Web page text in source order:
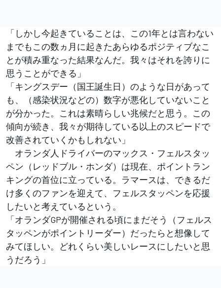
「しかし今起きていることは、この1年とは言わない
までもこの数ヵ月に起きたあらゆるポジティブなこ
とが積み重なった結果なんだ。我々はそれを誇りに
思うことができる」
「キングスデー（国王誕生日）のような日があって
も、（感染状況などの）数字が悪化していないこと
が分かった。これは素晴らしい兆候だと思う。この
傾向が続き、我々が期待している以上のスピードで
改善されていくかもしれない」
オランダ人ドライバーのマックス・フェルスタッ
ペン（レッドブル・ホンダ）は現在、ポイントラン
キングの首位に立っている。ラマースは、できるだ
け多くのファンを迎えて、フェルスタッペンを応援
したいと考えているという。
「オランダGPが開催される頃にまだそう（フェルス
タッペンがポイントリーダー）だったらと想像して
みてほしい。どれくらい美しいレースにしたいと思
うだろう」